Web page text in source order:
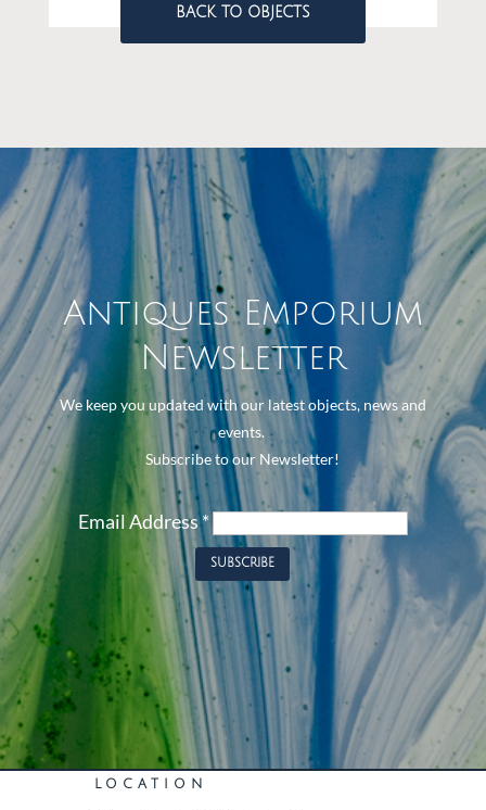
BACK TO OBJECTS
Antiques Emporium
Newsletter
We keep you updated with our latest objects, news and
events.
Subscribe to our Newsletter!
Email Address*
LOCATION